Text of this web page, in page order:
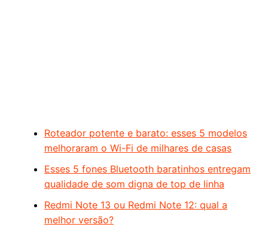
Roteador potente e barato: esses 5 modelos
melhoraram o Wi-Fi de milhares de casas
Esses 5 fones Bluetooth baratinhos entregam
qualidade de som digna de top de linha
Redmi Note 13 ou Redmi Note 12: qual a
melhor versão?